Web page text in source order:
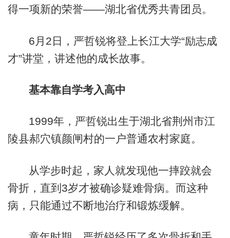
得一项新的荣誉——湖北省优秀共青团员。
6月2日，严哲锐将登上长江大学“励志成
才”讲堂，讲述他的成长故事。
基本靠自学考入高中
1999年，严哲锐出生于湖北省荆州市江
陵县郝穴镇颜闸村的一户普通农村家庭。
从学步时起，家人就发现他一摔跤就会
骨折，直到3岁才被确诊疑难骨病。而这种
病，只能通过不断地治疗和锻炼缓解。